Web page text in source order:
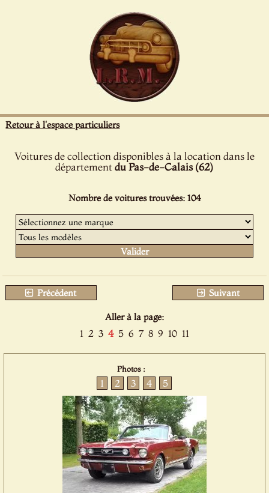
Retour à l'espace particuliers
Voitures de collection disponibles à la location dans le
départementdu Pas-de-Calais (62)
Nombre de voitures trouvées: 104
Précédent Suivant
Aller à la page:
1 2 3 4 5 6 7 8 9 10 11
Photos :
1 2 3 4 5